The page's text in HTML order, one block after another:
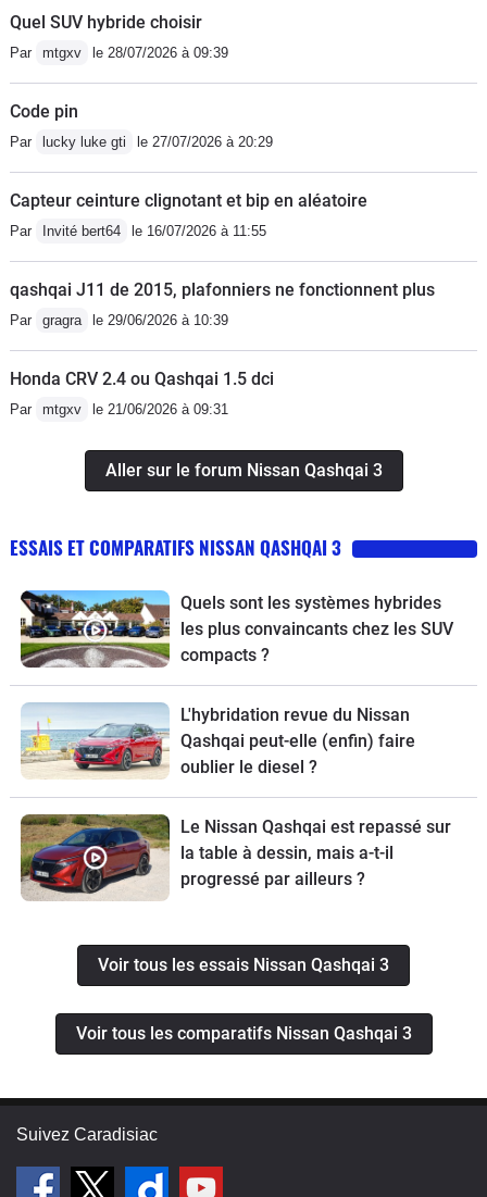
Quel SUV hybride choisir
Par mtgxv le 28/07/2026 à 09:39
Code pin
Par lucky luke gti le 27/07/2026 à 20:29
Capteur ceinture clignotant et bip en aléatoire
Par Invité bert64 le 16/07/2026 à 11:55
qashqai J11 de 2015, plafonniers ne fonctionnent plus
Par gragra le 29/06/2026 à 10:39
Honda CRV 2.4 ou Qashqai 1.5 dci
Par mtgxv le 21/06/2026 à 09:31
Aller sur le forum Nissan Qashqai 3
ESSAIS ET COMPARATIFS NISSAN QASHQAI 3
Quels sont les systèmes hybrides
les plus convaincants chez les SUV
compacts ?
L'hybridation revue du Nissan
Qashqai peut-elle (enfin) faire
oublier le diesel ?
Le Nissan Qashqai est repassé sur
la table à dessin, mais a-t-il
progressé par ailleurs ?
Voir tous les essais Nissan Qashqai 3
Voir tous les comparatifs Nissan Qashqai 3
Suivez Caradisiac